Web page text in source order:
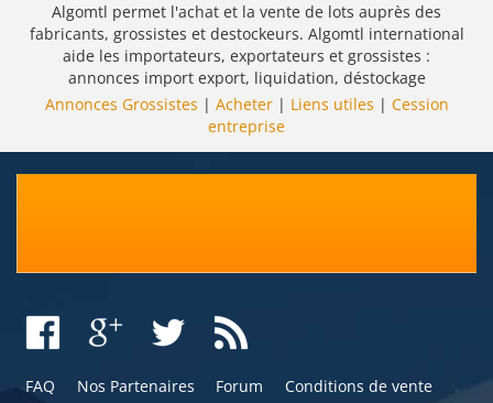
Algomtl permet l'achat et la vente de lots auprès des
fabricants, grossistes et destockeurs. Algomtl international
aide les importateurs, exportateurs et grossistes :
annonces import export, liquidation, déstockage
Annonces Grossistes | Acheter| Liens utiles | Cession
entreprise
FAQ Nos Partenaires Forum Conditions de vente